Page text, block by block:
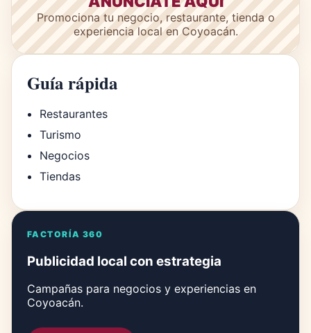
Promociona tu negocio, restaurante, tienda o
experiencia local en Coyoacán.
Guía rápida
Restaurantes
Turismo
Negocios
Tiendas
FACTORÍA 360
Publicidad local con estrategia
Campañas para negocios y experiencias en
Coyoacán.